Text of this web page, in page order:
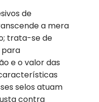
de
a mera
trata-se de
e o valor das
selos atuam
contra